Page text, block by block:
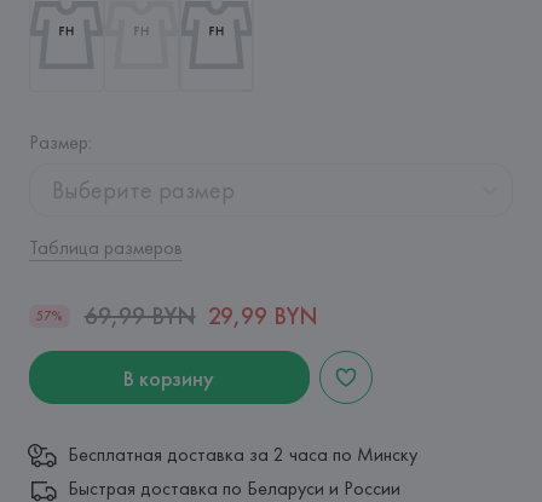
Размер:
Выберите размер
Таблица размеров
57% 69,99 BYN 29,99 BYN
В корзину
Бесплатная доставка за 2 часа по Минску
Быстрая доставка по Беларуси и России